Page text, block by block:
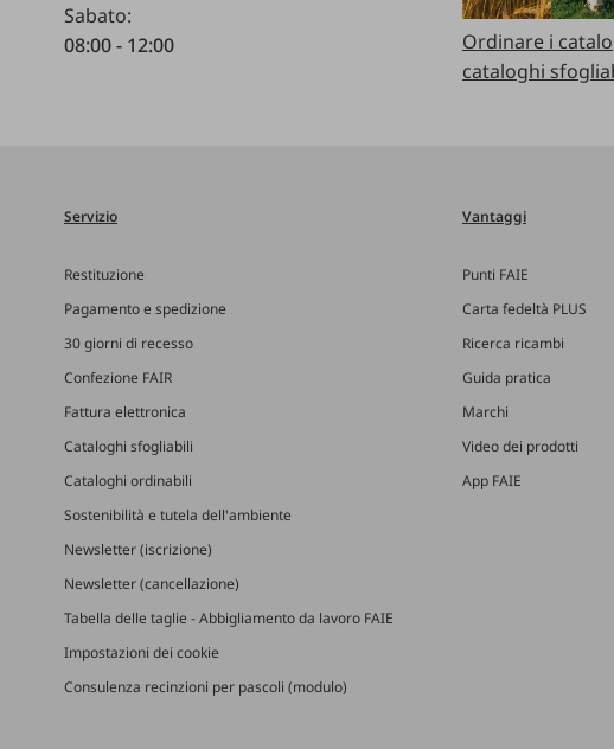
Sabato:
08:00 - 12:00
Ordinare i
cataloghi
Servizio
Restituzione
Pagamento e spedizione
30 giorni di recesso
Confezione FAIR
Fattura elettronica
Cataloghi sfogliabili
Cataloghi ordinabili
Sostenibilità e tutela dell'ambiente
Newsletter (iscrizione)
Newsletter (cancellazione)
Tabella delle taglie - Abbigliamento da lavoro FAIE
Impostazioni dei cookie
Consulenza recinzioni per pascoli (modulo)
Vantaggi
Punti FAIE
Carta fedeltà PLUS
Ricerca ricambi
Guida pratica
Marchi
Video dei prodotti
App FAIE